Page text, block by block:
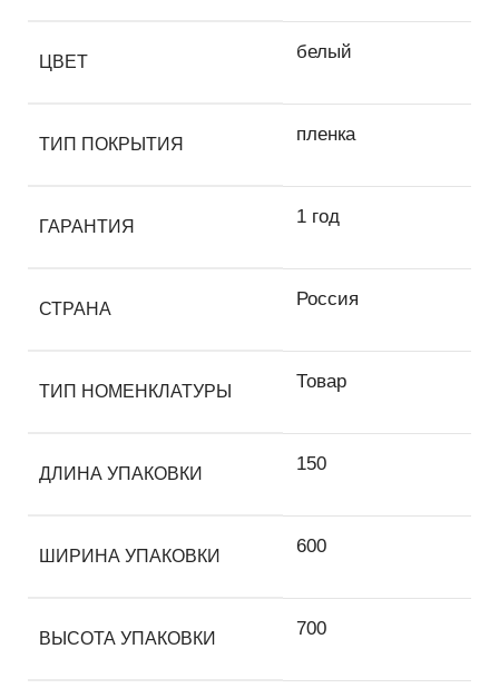
ЦВЕТ белый
ТИП ПОКРЫТИЯ пленка
ГАРАНТИЯ 1 год
СТРАНА Россия
ТИП НОМЕНКЛАТУРЫ Товар
ДЛИНА УПАКОВКИ 150
ШИРИНА УПАКОВКИ 600
ВЫСОТА УПАКОВКИ 700